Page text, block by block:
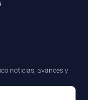
noticias, avances y